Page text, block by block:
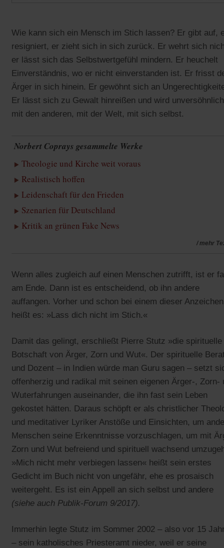
Wie kann sich ein Mensch im Stich lassen? Er gibt auf,
resigniert, er zieht sich in sich zurück. Er wehrt sich
er lässt sich das Selbstwertgefühl mindern. Er heuchelt
Einverständnis, wo er nicht einverstanden ist. Er frisst
Ärger in sich hinein. Er gewöhnt sich an
Er lässt sich zu Gewalt hinreißen und wird
mit den anderen, mit der Welt, mit sich selbst.
Norbert Coprays gesammelte Werke
Theologie und Kirche weit voraus
Realistisch hoffen
Leidenschaft für den Frieden
Szenarien für Deutschland
Kritik an grünen Fake News
/ mehr
Wenn alles zugleich auf einen Menschen zutrifft, ist er
am Ende. Dann ist es entscheidend, ob ihn andere
auffangen. Vorher und schon bei einem dieser Anzeichen
heißt es: »Lass dich nicht im Stich.«
Damit das gelingt, erschließt Pierre Stutz »die spirituelle
Botschaft von Ärger, Zorn und Wut«. Der spirituelle
und Dozent – in Indien würde man Guru sagen – setzt
offenherzig und radikal mit seinen eigenen Ärger-, Zorn-
Wuterfahrungen auseinander, die ihn fast sein Leben
gekostet hätten. Daraus schöpft er als christlicher
und meditativer Lyriker Anstöße und Einsichten, um
Menschen seine Erkenntnisse vorzuschlagen, um mit
Zorn und Wut befreiend und spirituell wachsend
»Mich nicht mehr verbiegen lassen« heißt sein erstes
Gedicht im Buch nicht von ungefähr, ehe es prosaisch
weitergeht. Es ist ein Appell an sich selbst und andere
(siehe auch Publik-Forum 9/2017).
Immerhin legte Stutz im Sommer 2002 – also vor 15
– sein katholisches Priesteramt nieder, weil er seine